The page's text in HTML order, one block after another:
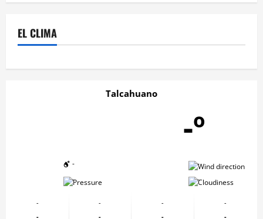
EL CLIMA
Talcahuano
-º
-
-
-
-
-
-
-
-
-
-
-
-